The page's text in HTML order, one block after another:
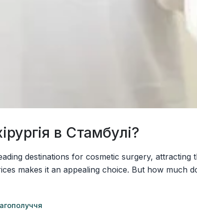
в Стамбулі?
destinations for cosmetic surgery,
makes it an appealing choice. But how much